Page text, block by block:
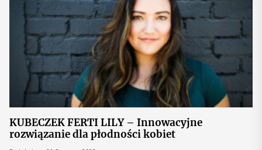
KUBECZEK FERTI LILY – Innowacyjne
rozwiązanie dla płodności kobiet